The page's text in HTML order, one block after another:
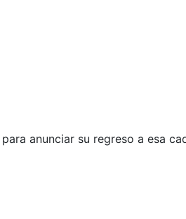
anunciar su regreso a esa